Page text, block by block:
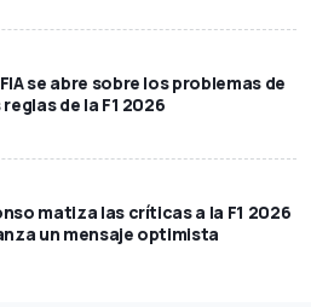
se abre sobre los problemas de
reglas de la F1 2026
matiza las críticas a la F1 2026
un mensaje optimista